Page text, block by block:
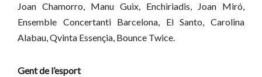
Joan Chamorro, Manu Guix, Enchiriadis,
Joan Miró,
Ensemble Concertanti Barcelona, El Santo,Carolina
Alabau,Qvinta Essençia, Bounce Twice.
Gent de l’esport